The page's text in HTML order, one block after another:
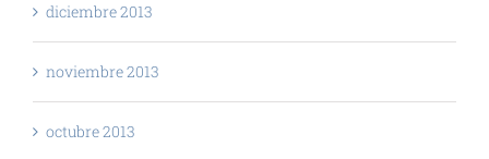
diciembre 2013
noviembre 2013
octubre 2013